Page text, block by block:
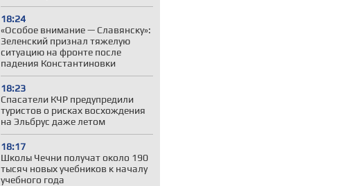
18:24
«Особое внимание — Славянску»:
Зеленский признал тяжелую
ситуацию на фронте после
падения Константиновки
18:23
Спасатели КЧР предупредили
туристов о рисках восхождения
на Эльбрус даже летом
18:17
Школы Чечни получат около 190
тысяч новых учебников к началу
учебного года